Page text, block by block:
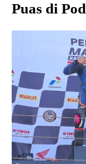
Puas di